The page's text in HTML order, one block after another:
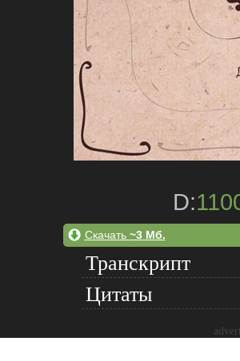
D:
Скачать ~3 Мб.
Транскрипт
Цитаты